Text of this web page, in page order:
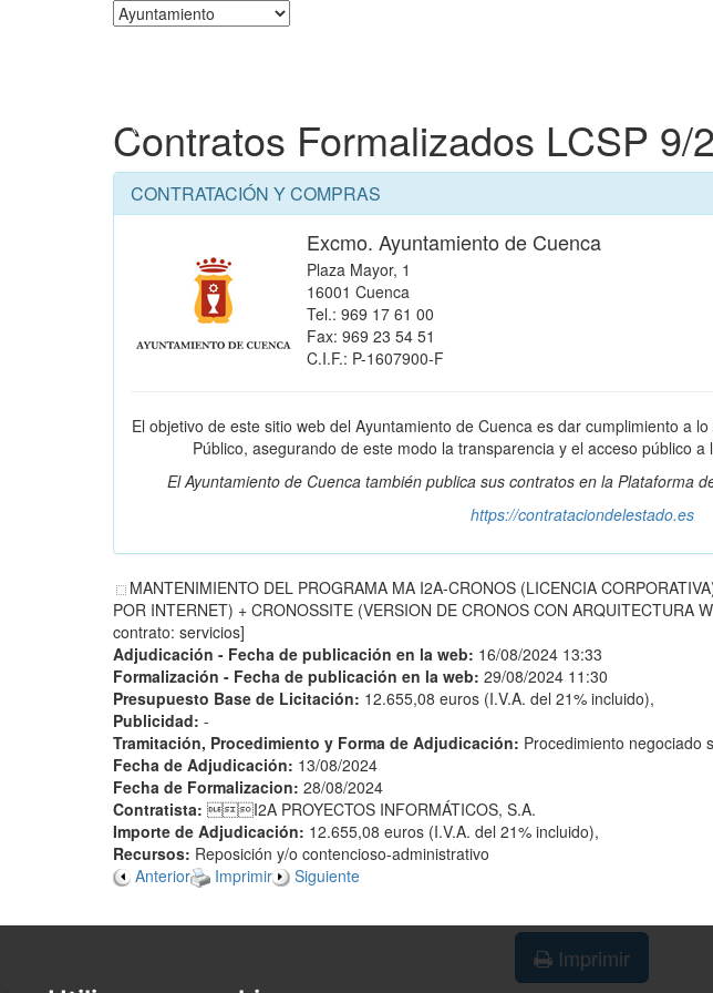
Contratos Formalizados LCSP 9/
CONTRATACIÓN Y COMPRAS
Excmo. Ayuntamiento de Cuenca
Plaza Mayor, 1
16001 Cuenca
Tel.: 969 17 61 00
Fax: 969 23 54 51
C.I.F.: P-1607900-F
El objetivo de este sitio web del Ayuntamiento de Cuenca es dar cumplimiento a
Público, asegurando de este modo la transparencia y el acceso público
El Ayuntamiento de Cuenca también publica sus contratos en la Plataforma
https://contrataciondelestado.es
MANTENIMIENTO DEL PROGRAMA MA I2A-CRONOS (LICENCIA
POR INTERNET) + CRONOSSITE (VERSION DE CRONOS CON ARQUITECTURA
contrato: servicios]
Adjudicación - Fecha de publicación en la web: 16/08/2024 13:33
Formalización - Fecha de publicación en la web: 29/08/2024 11:30
Presupuesto Base de Licitación: 12.655,08 euros (I.V.A. del 21% incluido),
Publicidad: -
Tramitación, Procedimiento y Forma de Adjudicación: Procedimiento negociado
Fecha de Adjudicación: 13/08/2024
Fecha de Formalizacion: 28/08/2024
Contratista: I2A PROYECTOS INFORMÁTICOS, S.A.
Importe de Adjudicación: 12.655,08 euros (I.V.A. del 21% incluido),
Recursos: Reposición y/o contencioso-administrativo
Anterior
Imprimir Siguiente
Imprimir